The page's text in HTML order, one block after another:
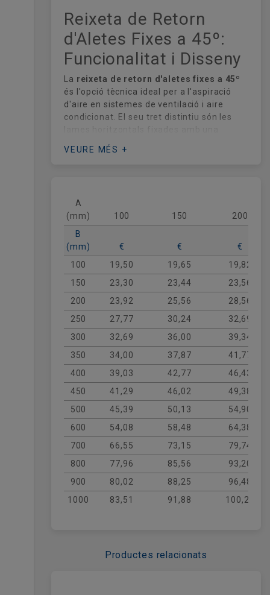
Reixeta de Retorn
d'Aletes Fixes a 45º:
Funcionalitat i Disseny
La reixeta de retorn d'aletes fixes a 45º
és l'opció tècnica ideal per a l'aspiració
d'aire en sistemes de ventilació i aire
condicionat. El seu tret distintiu són les
inclinació de 45 graus, un disseny que
oculta l'interior del conducte
visual de les estances, evitant que es
vegin la pols o els elements mecànics
darrere de la reixeta.
És una solució
ideal per a oficines,
comerços i habitatges
on es requereix un
element de retorn durador i estètic.
Fabricada en alumini resistent, garanteix
un flux d'aire constant i silenciós gràcies a
la seva baixa pèrdua de càrrega. La seva
versatilitat permet la instal·lació tant en
parets com en sostres, oferint un
manteniment senzill i una llarga vida útil.
Trieu aquesta reixeta per aconseguir un
acabat professional que combina
privadesa visual i una circulació d'aire
òptima.
VEURE MÉS +
A
(mm)
100 150
200
B
(mm)
€ €
€
100
19,50 19,65
19,82
150
23,30 23,44
23,56
200
23,92 25,56
28,56
250
27,77 30,24
32,69
300
32,69 36,00
39,34
350
34,00 37,87
41,77
400
39,03 42,77
46,43
450
41,29 46,02
49,38
500
45,39 50,13
54,90
600
54,08 58,48
64,38
700
66,55 73,15
79,74
800
77,96 85,56
93,20
900
80,02 88,25
96,48
1000
83,51 91,88 100,24
Productes relacionats